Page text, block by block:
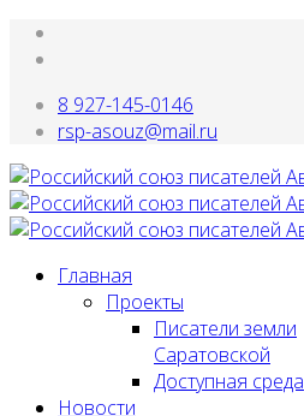
8 927-145-0146
rsp-asouz@mail.ru
Главная
Проекты
Писатели земли
Саратовской
Доступная среда
Новости